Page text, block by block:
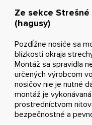
Ze sekce Strešné
(hagusy)
Pozdĺžne nosiče sa
blízkosti okraja
Montáž sa spravidla
určených výrobcom
nosičov nie je nutné
montáž je
prostredníctvom
bezpečnostné a